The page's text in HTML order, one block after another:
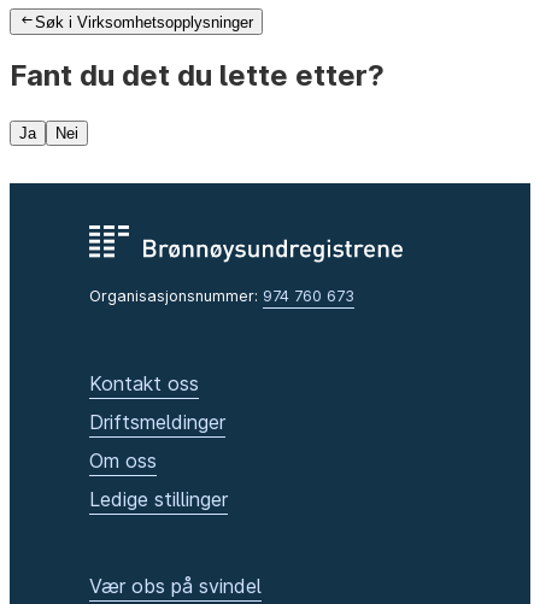
Andre tema
Søk i Virksomhetsopplysninger
Fant du det du lette etter?
Ja Nei
Organisasjonsnummer: 974 760 673
Kontakt oss
Driftsmeldinger
Om oss
Ledige stillinger
Vær obs på svindel